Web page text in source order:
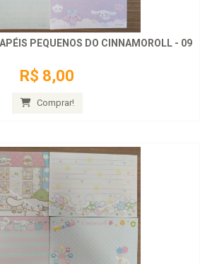
PEQUENOS DO CINNAMOROLL - 09
R$ 8,00
Comprar!